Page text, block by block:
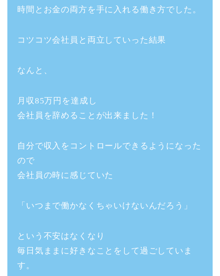
時間とお金の両方を手に入れる働き方でした。
コツコツ会社員と両立していった結果
なんと、
月収85万円を達成し
会社員を辞めることが出来ました！
自分で収入をコントロールできるようになった
ので
会社員の時に感じていた
「いつまで働かなくちゃいけないんだろう」
という不安はなくなり
毎日気ままに好きなことをして過ごしていま
す。